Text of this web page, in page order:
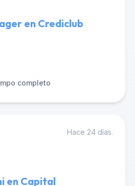
en Crediclub
completo
Hace 24 días.
en Capital